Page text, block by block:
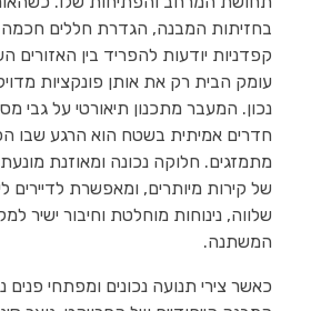
בחזיתות המבנה, הגדרת חללים חכמה
קפדניות יודעות להפריד בין האזורים
עומק הבית רק את אותן פונקציות
נכון. המעבר מתכנון תיאורטי על גבי
חדרים אמיתית בשטח הוא הרגע שבו
מתמזגים. חלוקה נכונה ומאוזנת
של קירות מיותרים, ומאפשרת לדיירים
שלווה, נינוחות מוחלטת וחיבור ישיר
המשתנה.
כאשר צירי תנועה נכונים ומפתחי